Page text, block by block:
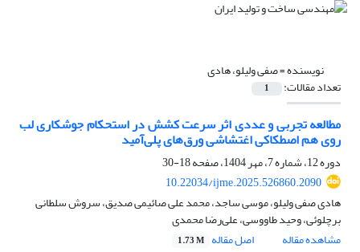
نویسنده =صفی ولیلو، هادی
تعداد مقالات: 1
مطالعه تجربی و عددی اثر سرعت کشش در استحکام جوشکاری لب
روی هم اصطکاکی اغتشاشی ورق‌‌های پلی‌آمید
دوره 12، شماره 7، مهر 1404، صفحه
18-30
10.22034/ijme.2025.526860.2090
هادی صفی ولیلو، موسی ساجد، محمد علی صائیمی صدیق، سروش سلطانی
برچلوئی، وحید طاووسی، علی‌رضا محمدی
مشاهده مقاله
اصل مقاله 1.73 M